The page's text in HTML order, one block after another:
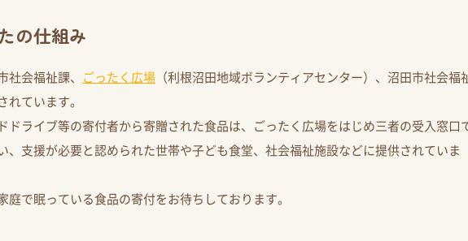
の仕組み
会福祉課、 ごったく広場 （利根沼田地域ボランティアセンター）、沼田市社会福
ています。
ドライブ等の寄付者から寄贈された食品は、ごったく広場をはじめ三者の受入窓口
、支援が必要と認められた世帯や子ども食堂、社会福祉施設などに提供されていま
で眠っている食品の寄付をお待ちしております。